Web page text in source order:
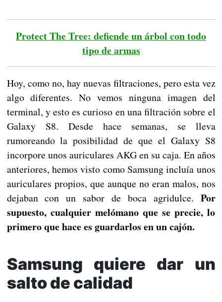
Protect The Tree: defiende un árbol con todo
tipo de armas
Hoy, como no, hay nuevas filtraciones, pero esta vez
algo diferentes. No vemos ninguna imagen del
terminal, y esto es curioso en una filtración sobre el
Galaxy S8. Desde hace semanas, se lleva
rumoreando la posibilidad de que el Galaxy S8
incorpore unos auriculares AKG en su caja. En años
anteriores, hemos visto como Samsung incluía unos
auriculares propios, que aunque no eran malos, nos
dejaban con un sabor de boca agridulce. Por
supuesto, cualquier melómano que se precie, lo
primero que hace es guardarlos en un cajón.
Samsung quiere dar un
salto de calidad